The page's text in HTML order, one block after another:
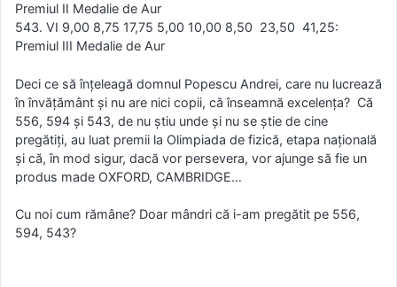
Premiul II Medalie de Aur
543. VI 9,00 8,75 17,75 5,00 10,00 8,50 23,50 41,25:
Premiul III Medalie de Aur
Deci ce să înțeleagă domnul Popescu Andrei, care nu lucrează
în învățământ și nu are nici copii, că înseamnă excelența? Că
556, 594 și 543, de nu știu unde și nu se știe de cine
pregătiți, au luat premii la Olimpiada de fizică, etapa națională
și că, în mod sigur, dacă vor persevera, vor ajunge să fie un
produs made OXFORD, CAMBRIDGE…
Cu noi cum rămâne? Doar mândri că i-am pregătit pe 556,
594, 543?